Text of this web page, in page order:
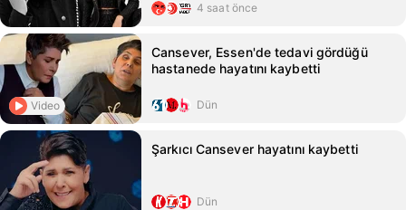
4 saat önce
Video
Cansever, Essen'de tedavi gördüğü
hastanede hayatını kaybetti
Dün
Şarkıcı Cansever hayatını kaybetti
Dün